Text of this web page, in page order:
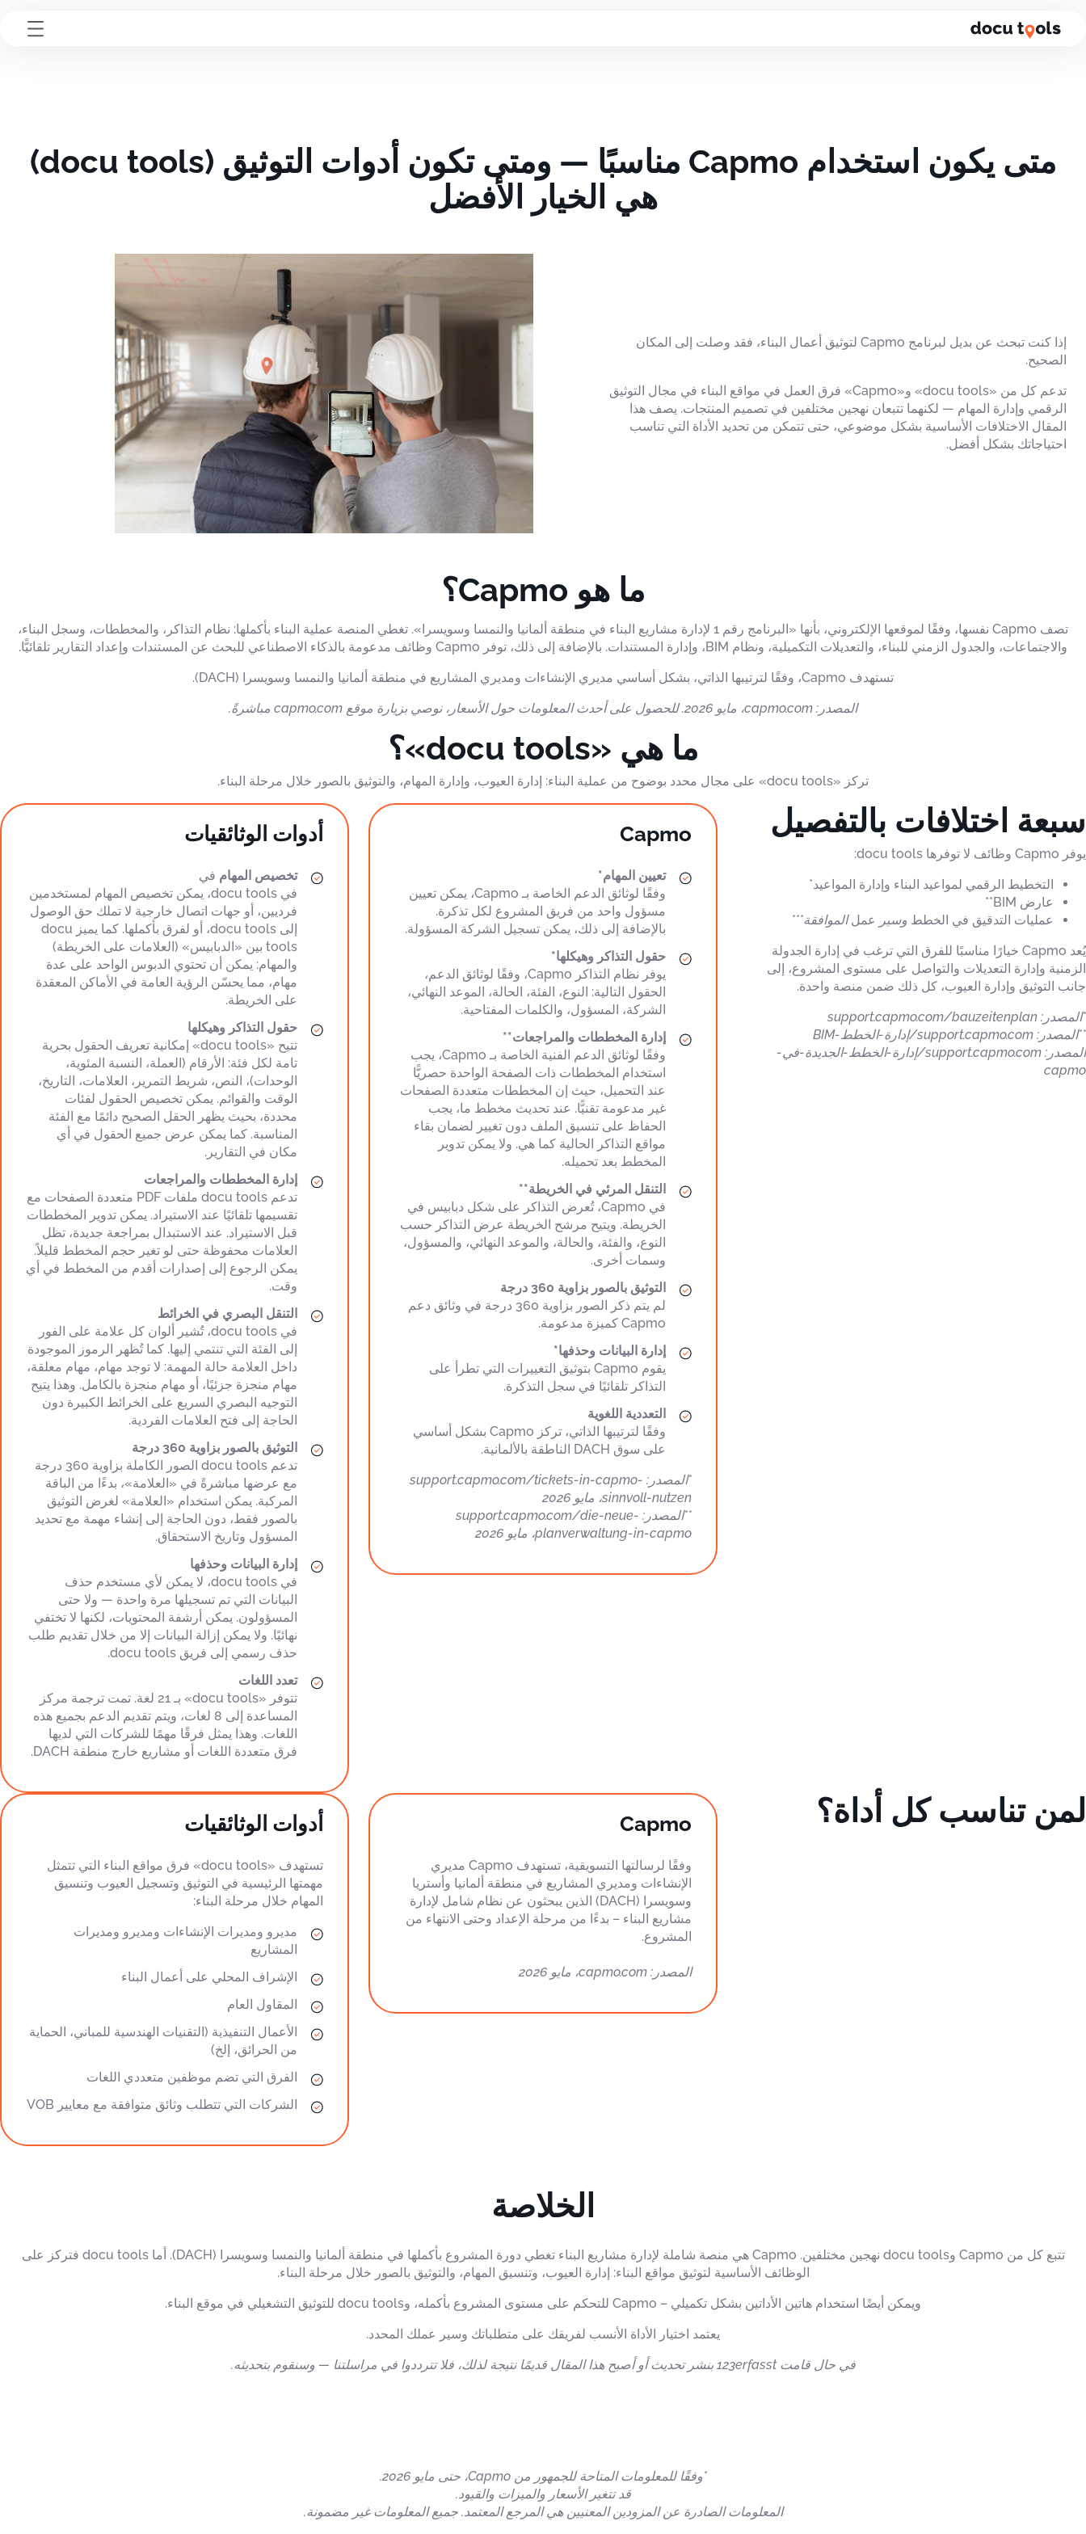
الانتقال إلى محتوى الصفحة
متى يكون استخدام Capmo مناسبًا — ومتى تكون أدوات التوثيق (docu tools)
هي الخيار الأفضل
إذا كنت تبحث عن بديل لبرنامج Capmo لتوثيق أعمال البناء، فقد وصلت إلى المكان
الصحيح.
تدعم كل من «docu tools» و«Capmo» فرق العمل في مواقع البناء في مجال التوثيق
الرقمي وإدارة المهام — لكنهما تتبعان نهجين مختلفين في تصميم المنتجات. يصف هذا
المقال الاختلافات الأساسية بشكل موضوعي، حتى تتمكن من تحديد الأداة التي تناسب
احتياجاتك بشكل أفضل.
ما هو Capmo؟
تصف Capmo نفسها، وفقًا لموقعها الإلكتروني، بأنها «البرنامج رقم 1 لإدارة مشاريع البناء في منطقة ألمانيا والنمسا وسويسرا». تغطي المنصة عملية البناء بأكملها: نظام التذاكر، والمخططات، وسجل البناء،
والاجتماعات، والجدول الزمني للبناء، والتعديلات التكميلية، ونظام BIM، وإدارة المستندات. بالإضافة إلى ذلك، توفر Capmo وظائف مدعومة بالذكاء الاصطناعي للبحث عن المستندات وإعداد التقارير تلقائيًّا.
تستهدف Capmo، وفقًا لترتيبها الذاتي، بشكل أساسي مديري الإنشاءات ومديري المشاريع في منطقة ألمانيا والنمسا وسويسرا (DACH).
المصدر: capmo.com، مايو 2026.
للحصول على أحدث المعلومات حول الأسعار، نوصي بزيارة موقع capmo.com مباشرةً.
ما هي «docu tools»؟
تركز «docu tools» على مجال محدد بوضوح من عملية البناء: إدارة العيوب، وإدارة المهام، والتوثيق بالصور خلال مرحلة البناء.
سبعة اختلافات بالتفصيل
يوفر Capmo وظائف لا توفرها docu tools:
التخطيط الرقمي لمواعيد البناء وإدارة المواعيد*
عارض BIM**
عمليات التدقيق في الخطط وسير عملالموافقة***
يُعد Capmo خيارًا مناسبًا للفرق التي ترغب في إدارة الجدولة
الزمنية وإدارة التعديلات والتواصل على مستوى المشروع، إلى
جانب التوثيق وإدارة العيوب، كل ذلك ضمن منصة واحدة.
*المصدر: support.capmo.com/bauzeitenplan
**المصدر: support.capmo.com/إدارة-الخطط-BIM
المصدر: support.capmo.com/إدارة-الخطط-الجديدة-في-
capmo
Capmo
تعيين المهام*
وفقًا لوثائق الدعم الخاصة بـ Capmo، يمكن تعيين
مسؤول واحد من فريق المشروع لكل تذكرة.
بالإضافة إلى ذلك، يمكن تسجيل الشركة المسؤولة.
حقول التذاكر وهيكلها*
يوفر نظام التذاكر Capmo، وفقًا لوثائق الدعم،
الحقول التالية: النوع، الفئة، الحالة، الموعد النهائي،
الشركة، المسؤول، والكلمات المفتاحية.
إدارة المخططات والمراجعات**
وفقًا لوثائق الدعم الفنية الخاصة بـ Capmo، يجب
استخدام المخططات ذات الصفحة الواحدة حصريًّا
عند التحميل، حيث إن المخططات متعددة الصفحات
غير مدعومة تقنيًّا. عند تحديث مخطط ما، يجب
الحفاظ على تنسيق الملف دون تغيير لضمان بقاء
مواقع التذاكر الحالية كما هي. ولا يمكن تدوير
المخطط بعد تحميله.
التنقل المرئي في الخريطة**
في Capmo، تُعرض التذاكر على شكل دبابيس في
الخريطة. ويتيح مرشح الخريطة عرض التذاكر حسب
النوع، والفئة، والحالة، والموعد النهائي، والمسؤول،
وسمات أخرى.
التوثيق بالصور بزاوية 360 درجة
لم يتم ذكر الصور بزاوية 360 درجة في وثائق دعم
Capmo كميزة مدعومة.
إدارة البيانات وحذفها*
يقوم Capmo بتوثيق التغييرات التي تطرأ على
التذاكر تلقائيًا في سجل التذكرة.
التعددية اللغوية
وفقًا لترتيبها الذاتي، تركز Capmo بشكل أساسي
على سوق DACH الناطقة بالألمانية.
*المصدر: support.capmo.com/tickets-in-capmo-
sinnvoll-nutzen، مايو 2026
**المصدر: support.capmo.com/die-neue-
planverwaltung-in-capmo، مايو 2026
أدوات الوثائقيات
تخصيص المهام في
في docu tools، يمكن تخصيص المهام لمستخدمين
فرديين، أو جهات اتصال خارجية لا تملك حق الوصول
إلى docu tools، أو لفرق بأكملها. كما يميز docu
tools بين «الدبابيس» (العلامات على الخريطة)
والمهام: يمكن أن تحتوي الدبوس الواحد على عدة
مهام، مما يحسّن الرؤية العامة في الأماكن المعقدة
على الخريطة.
حقول التذاكر وهيكلها
تتيح «docu tools» إمكانية تعريف الحقول بحرية
تامة لكل فئة: الأرقام (العملة، النسبة المئوية،
الوحدات)، النص، شريط التمرير، العلامات، التاريخ،
الوقت والقوائم. يمكن تخصيص الحقول لفئات
محددة، بحيث يظهر الحقل الصحيح دائمًا مع الفئة
المناسبة. كما يمكن عرض جميع الحقول في أي
مكان في التقارير.
إدارة المخططات والمراجعات
تدعم docu tools ملفات PDF متعددة الصفحات مع
تقسيمها تلقائيًا عند الاستيراد. يمكن تدوير المخططات
قبل الاستيراد. عند الاستبدال بمراجعة جديدة، تظل
العلامات محفوظة حتى لو تغير حجم المخطط قليلاً.
يمكن الرجوع إلى إصدارات أقدم من المخطط في أي
وقت.
التنقل البصري في الخرائط
في docu tools، تُشير ألوان كل علامة على الفور
إلى الفئة التي تنتمي إليها. كما تُظهر الرموز الموجودة
داخل العلامة حالة المهمة: لا توجد مهام، مهام معلقة،
مهام منجزة جزئيًا، أو مهام منجزة بالكامل. وهذا يتيح
التوجيه البصري السريع على الخرائط الكبيرة دون
الحاجة إلى فتح العلامات الفردية.
التوثيق بالصور بزاوية 360 درجة
تدعم docu tools الصور الكاملة بزاوية 360 درجة
مع عرضها مباشرةً في «العلامة»، بدءًا من الباقة
المركبة. يمكن استخدام «العلامة» لغرض التوثيق
بالصور فقط، دون الحاجة إلى إنشاء مهمة مع تحديد
المسؤول وتاريخ الاستحقاق.
إدارة البيانات وحذفها
في docu tools، لا يمكن لأي مستخدم حذف
البيانات التي تم تسجيلها مرة واحدة — ولا حتى
المسؤولون. يمكن أرشفة المحتويات، لكنها لا تختفي
نهائيًا. ولا يمكن إزالة البيانات إلا من خلال تقديم طلب
حذف رسمي إلى فريق docu tools.
تعدد اللغات
تتوفر «docu tools» بـ 21 لغة. تمت ترجمة مركز
المساعدة إلى 8 لغات، ويتم تقديم الدعم بجميع هذه
اللغات. وهذا يمثل فرقًا مهمًا للشركات التي لديها
فرق متعددة اللغات أو مشاريع خارج منطقة DACH.
لمن تناسب كل أداة؟ Capmo
وفقًا لرسالتها التسويقية، تستهدف Capmo مديري
الإنشاءات ومديري المشاريع في منطقة ألمانيا وأستريا
وسويسرا (DACH) الذين يبحثون عن نظام شامل لإدارة
مشاريع البناء – بدءًا من مرحلة الإعداد وحتى الانتهاء من
المشروع.
المصدر: capmo.com، مايو 2026
أدوات الوثائقيات
تستهدف «docu tools» فرق مواقع البناء التي تتمثل
مهمتها الرئيسية في التوثيق وتسجيل العيوب وتنسيق
المهام خلال مرحلة البناء:
مديرو ومديرات الإنشاءات ومديرو ومديرات
المشاريع
الإشراف المحلي على أعمال البناء
المقاول العام
الأعمال التنفيذية (التقنيات الهندسية للمباني، الحماية
من الحرائق، إلخ)
الفرق التي تضم موظفين متعددي اللغات
الشركات التي تتطلب وثائق متوافقة مع معايير VOB
الخلاصة
تتبع كل من Capmo وdocu tools نهجين مختلفين. Capmo هي منصة شاملة لإدارة مشاريع البناء تغطي دورة المشروع بأكملها في منطقة ألمانيا والنمسا وسويسرا (DACH). أما docu tools فتركز على
الوظائف الأساسية لتوثيق مواقع البناء: إدارة العيوب، وتنسيق المهام، والتوثيق بالصور خلال مرحلة البناء.
ويمكن أيضًا استخدام هاتين الأداتين بشكل تكميلي – Capmo للتحكم على مستوى المشروع بأكمله، وdocu tools للتوثيق التشغيلي في موقع البناء.
يعتمد اختيار الأداة الأنسب لفريقك على متطلباتك وسير عملك المحدد.
في حال قامت 123erfasst بنشر تحديث أو أصبح هذا المقال قديمًا نتيجة لذلك، فلا تترددوا في مراسلتنا — وسنقوم بتحديثه.
*وفقًا للمعلومات المتاحة للجمهور من Capmo، حتى مايو 2026.
قد تتغير الأسعار والميزات والقيود.
المعلومات الصادرة عن المزودين المعنيين هي المرجع المعتمد. جميع المعلومات غير مضمونة.